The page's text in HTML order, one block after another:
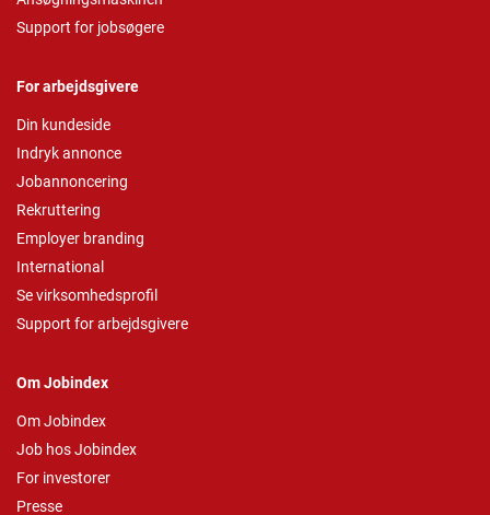
Support for jobsøgere
For arbejdsgivere
Din kundeside
Indryk annonce
Jobannoncering
Rekruttering
Employer branding
International
Se virksomhedsprofil
Support for arbejdsgivere
Om Jobindex
Om Jobindex
Job hos Jobindex
For investorer
Presse